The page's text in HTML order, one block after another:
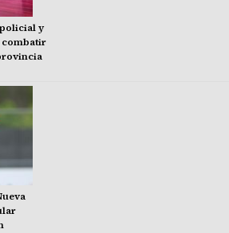
y
combatir